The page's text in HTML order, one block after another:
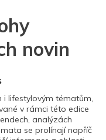
novin
lifestylovým tématům,
v rámci této edice
analýzách
se prolínají napříč